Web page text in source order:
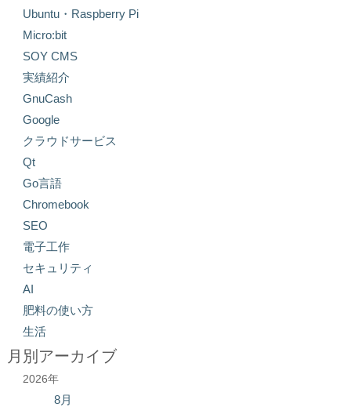
Ubuntu・Raspberry Pi
Micro:bit
SOY CMS
実績紹介
GnuCash
Google
クラウドサービス
Qt
Go言語
Chromebook
SEO
電子工作
セキュリティ
AI
肥料の使い方
生活
月別アーカイブ
2026年
8月